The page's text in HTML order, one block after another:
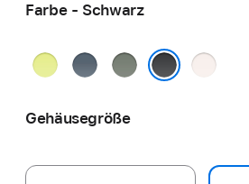
Farbe - Schwarz
NeongelbMaritimblau
Grüngrau Blassrosa
Gehäusegröße